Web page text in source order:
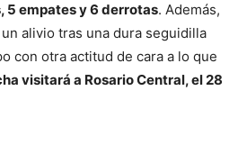
5 empates y 6 derrotas. Además,
alivio tras una dura seguidilla
con otra actitud de cara a lo que
visitará a Rosario Central, el 28